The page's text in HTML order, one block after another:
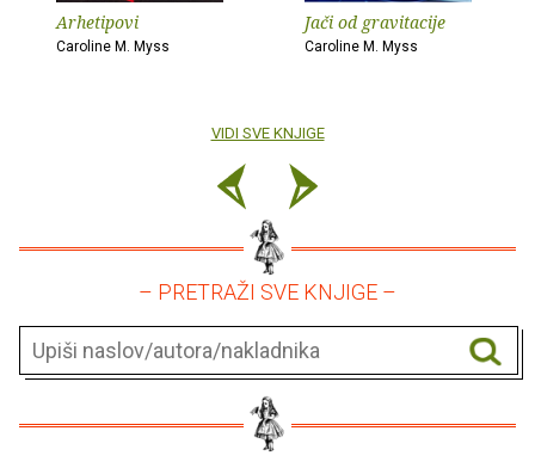
Arhetipovi
Caroline M. Myss
Jači od gravitacije
Caroline M. Myss
VIDI SVE KNJIGE
– PRETRAŽI SVE KNJIGE –